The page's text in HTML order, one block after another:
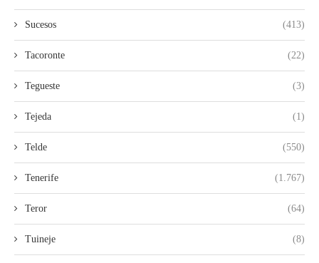
Sucesos (413)
Tacoronte (22)
Tegueste (3)
Tejeda (1)
Telde (550)
Tenerife (1.767)
Teror (64)
Tuineje (8)